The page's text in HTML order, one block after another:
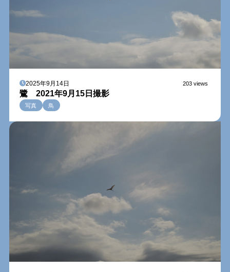
2025年9月14日 203 views
鷺 2021年9月15日撮影
写真 鳥